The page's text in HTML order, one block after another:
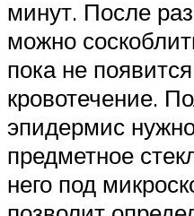
минут. После
можно
пока не
кровотечение.
эпидермис
предметное
него под